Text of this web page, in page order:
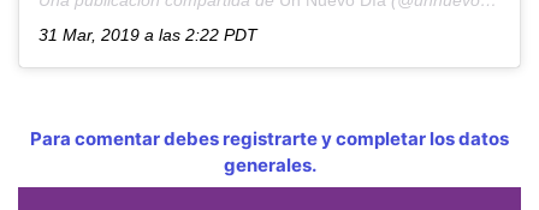
31 Mar, 2019 a las 2:22 PDT
Para comentar debes registrarte y completar los datos
generales.